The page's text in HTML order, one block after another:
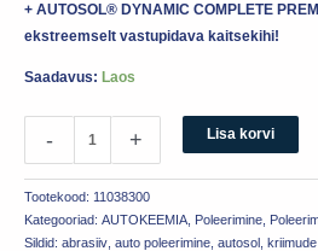
+ AUTOSOL® DYNAMIC COMPLETE
ekstreemselt vastupidava kaitsekihi!
Saadavus: Laos
- + Lisa korvi
Tootekood: 11038300
Kategooriad: AUTOKEEMIA Poleerimine
Sildid: abrasiiv auto poleerimine autosol